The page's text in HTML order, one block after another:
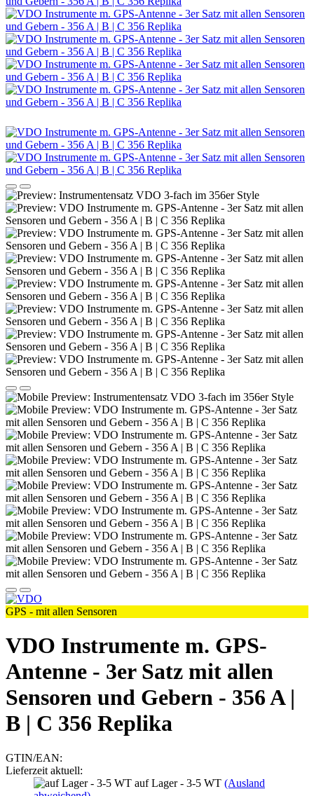
GPS - mit allen Sensoren
VDO Instrumente m. GPS-
Antenne - 3er Satz mit allen
Sensoren und Gebern - 356 A |
B | C 356 Replika
GTIN/EAN:
Lieferzeit aktuell:
auf Lager - 3-5 WT (Ausland